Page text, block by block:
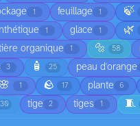
1 feuillage 1 🍃
1 glace 1 🌿
organique 1 🔩 58
3 🧴 25 peau d'orange
🌸 1 🪨 17 plante 6
30 tige 2 tiges 1 🧵